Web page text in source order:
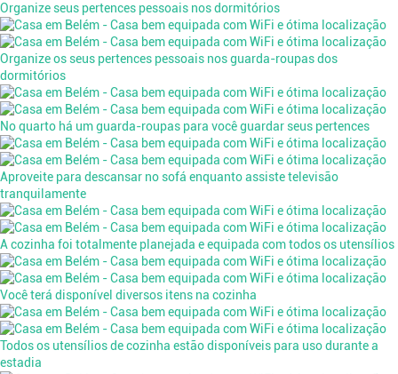
Organize seus pertences pessoais nos dormitórios
Organize os seus pertences pessoais nos guarda-roupas dos
dormitórios
No quarto há um guarda-roupas para você guardar seus pertences
Aproveite para descansar no sofá enquanto assiste televisão
tranquilamente
A cozinha foi totalmente planejada e equipada com todos os utensílios
Você terá disponível diversos itens na cozinha
Todos os utensílios de cozinha estão disponíveis para uso durante a
estadia